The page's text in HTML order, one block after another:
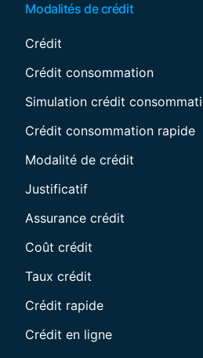
Modalités de crédit
Crédit
Crédit consommation
Simulation crédit
Crédit consommation rapide
Modalité de crédit
Justificatif
Assurance crédit
Coût crédit
Taux crédit
Crédit rapide
Crédit en ligne